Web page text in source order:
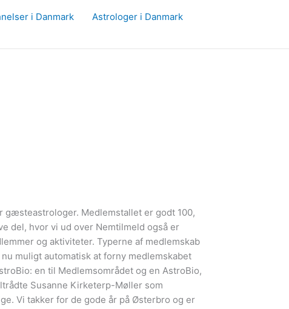
i Danmark
Astrologer i Danmark
gæsteastrologer. Medlemstallet er godt 100,
del, hvor vi ud over Nemtilmeld også er
og aktiviteter. Typerne af medlemskab
muligt automatisk at forny medlemskabet
en til Medlemsområdet og en AstroBio,
Susanne Kirketerp-Møller som
Vi takker for de gode år på Østerbro og er